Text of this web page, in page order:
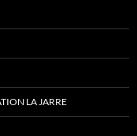
LA JARRE